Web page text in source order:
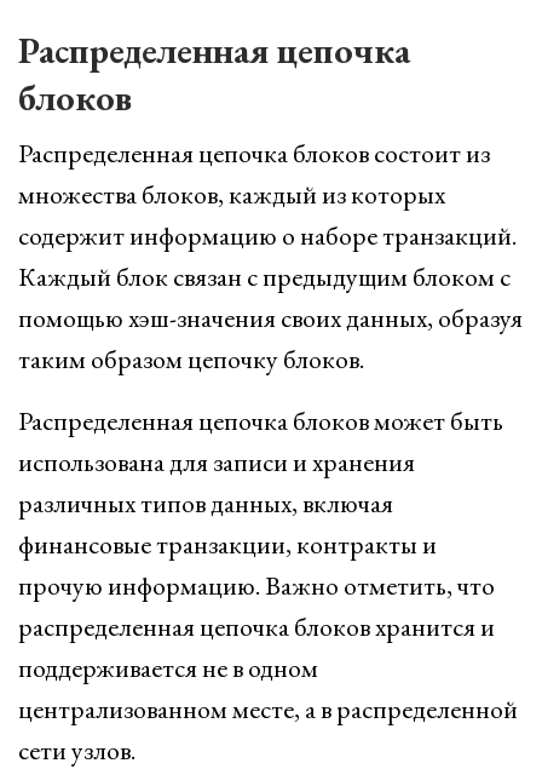
Распределенная цепочка
блоков
Распределенная цепочка блоков состоит из
множества блоков, каждый из которых
содержит информацию о наборе транзакций.
Каждый блок связан с предыдущим блоком с
помощью хэш-значения своих данных, образуя
таким образом цепочку блоков.
Распределенная цепочка блоков может быть
использована для записи и хранения
различных типов данных, включая
финансовые транзакции, контракты и
прочую информацию. Важно отметить, что
распределенная цепочка блоков хранится и
поддерживается не в одном
централизованном месте, а в распределенной
сети узлов.